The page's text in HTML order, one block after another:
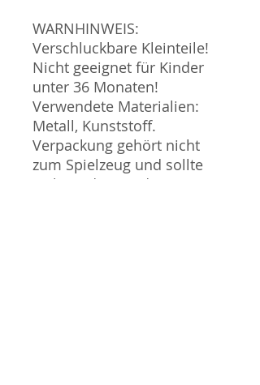
WARNHINWEIS:
Verschluckbare Kleinteile!
Nicht geeignet für Kinder
unter 36 Monaten!
Verwendete Materialien:
Metall, Kunststoff.
Verpackung gehört nicht
zum Spielzeug und sollte
nicht in die Hände von